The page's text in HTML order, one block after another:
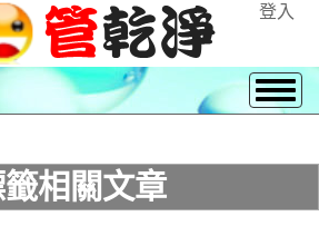
登入
相關文章